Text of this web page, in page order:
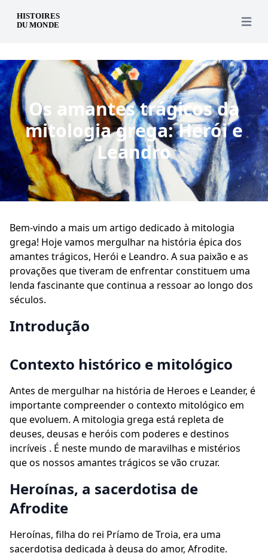
pt Open
Os amantes trágicos da
mitologia grega: Herói e
Leandro
Bem-vindo a mais um artigo dedicado à mitologia
grega! Hoje vamos mergulhar na história épica dos
amantes trágicos, Herói e Leandro. A sua paixão e as
provações que tiveram de enfrentar constituem uma
lenda fascinante que continua a ressoar ao longo dos
séculos.
Introdução
Contexto histórico e mitológico
Antes de mergulhar na história de Heroes e Leander, é
importante compreender o contexto mitológico em
que evoluem. A mitologia grega está repleta de
deuses, deusas e heróis com poderes e destinos
incríveis . É neste mundo de maravilhas e mistérios
que os nossos amantes trágicos se vão cruzar.
Heroínas, a sacerdotisa de
Afrodite
Heroínas, filha do rei Príamo de Troia, era uma
sacerdotisa dedicada à deusa do amor, Afrodite.